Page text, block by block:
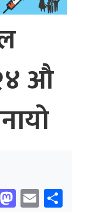
औ
Email